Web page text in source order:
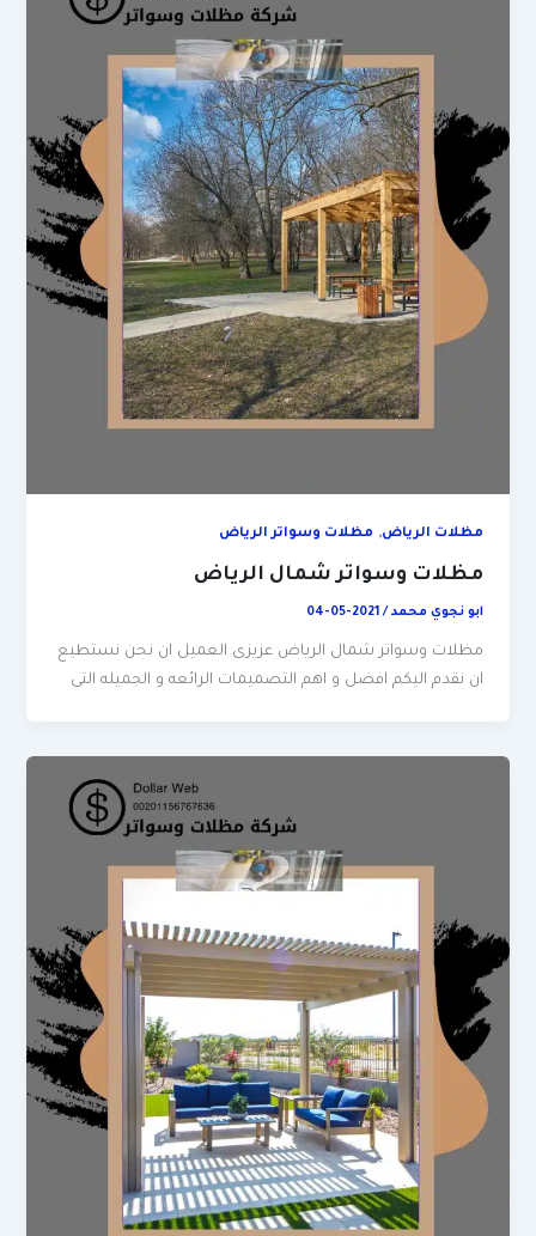
مظلات الرياض, مظلات وسواتر الرياض
مظلات وسواتر شمال الرياض
ابو نجوي محمد/
2021-05-04
مظلات وسواتر شمال الرياض عزيزى العميل ان نحن نستطيع
ان نقدم اليكم افضل و اهم التصميمات الرائعه و الجميله التى